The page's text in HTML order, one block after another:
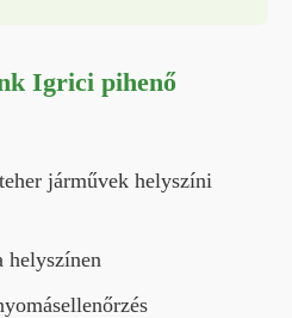
Igrici pihenő
járművek helyszíni
helyszínen